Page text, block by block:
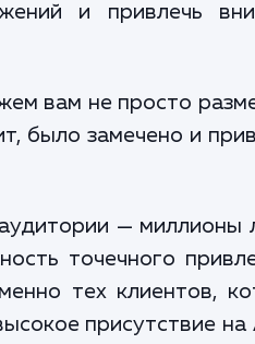
и привлечь
вам не просто
было замечено и
— миллионы
точечного
тех клиентов,
присутствие на